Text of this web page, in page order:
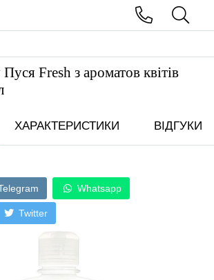
Fresh з ароматов квітів
ХАРАКТЕРИСТИКИ ВІДГУКИ
Whatsapp
Twitter